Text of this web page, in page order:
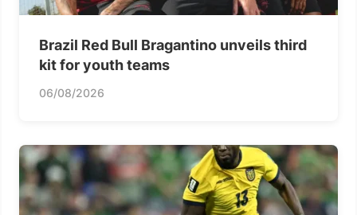
Brazil Red Bull Bragantino unveils third
kit for youth teams
06/08/2026